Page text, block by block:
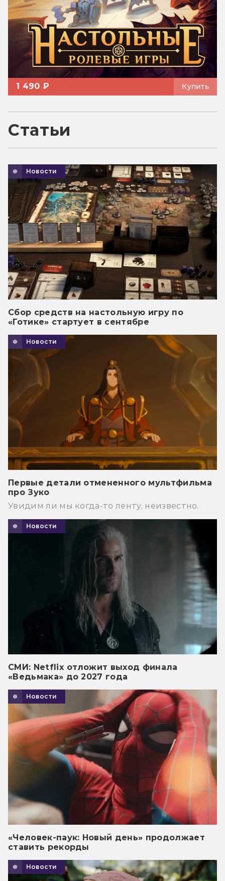
1 490 ₽ Купить
Статьи
Новости
Сбор средств на настольную игру по
«Готике» стартует в сентябре
Новости
Первые детали отмененного мультфильма
про Зуко
Увидим ли мы когда-то ленту, неизвестно.
Новости
СМИ: Netflix отложит выход финала
«Ведьмака» до 2027 года
Новости
«Человек-паук: Новый день» продолжает
ставить рекорды
Новости